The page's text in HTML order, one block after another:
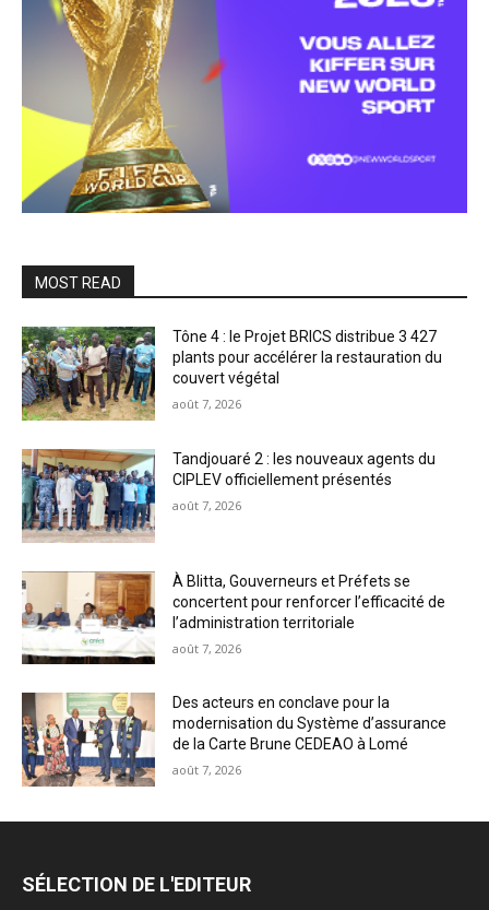
MOST READ
Tône 4 : le Projet BRICS distribue 3 427
plants pour accélérer la restauration du
couvert végétal
août 7, 2026
Tandjouaré 2 : les nouveaux agents du
CIPLEV officiellement présentés
août 7, 2026
À Blitta, Gouverneurs et Préfets se
concertent pour renforcer l’efficacité de
l’administration territoriale
août 7, 2026
Des acteurs en conclave pour la
modernisation du Système d’assurance
de la Carte Brune CEDEAO à Lomé
août 7, 2026
SÉLECTION DE L'EDITEUR